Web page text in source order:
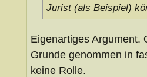
Jurist (als Beispiel)
Eigenartiges Argument.
Grunde genommen in
keine Rolle.